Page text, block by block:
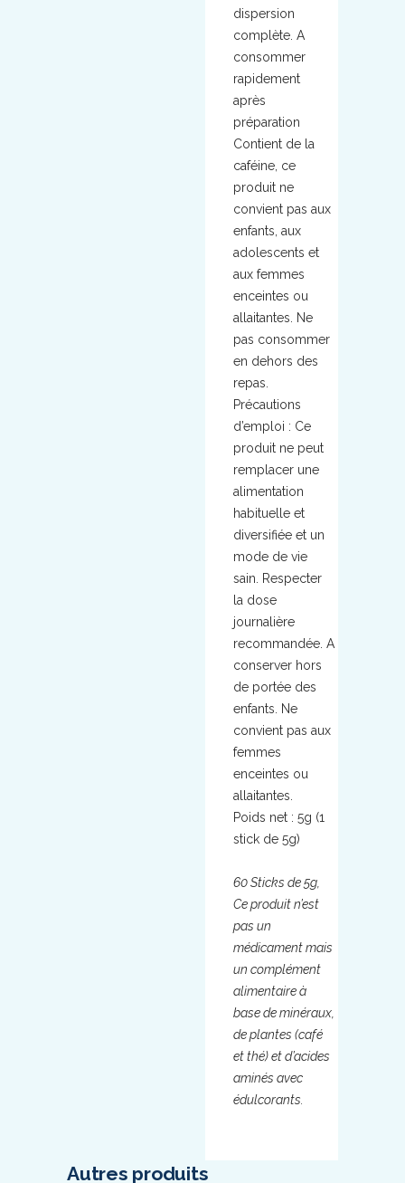
dispersion
complète. A
consommer
rapidement
après
préparation
Contient de la
caféine, ce
produit ne
convient pas aux
enfants, aux
adolescents et
aux femmes
enceintes ou
allaitantes. Ne
pas consommer
en dehors des
repas.
Précautions
d’emploi : Ce
produit ne peut
remplacer une
alimentation
habituelle et
diversifiée et un
mode de vie
sain. Respecter
la dose
journalière
recommandée. A
conserver hors
de portée des
enfants. Ne
convient pas aux
femmes
enceintes ou
allaitantes.
Poids net : 5g (1
stick de 5g)
60 Sticks de 5g,
Ce produit n’est
pas un
médicament mais
un complément
alimentaire à
base de minéraux,
de plantes (café
et thé) et d’acides
aminés avec
édulcorants.
Autres produits